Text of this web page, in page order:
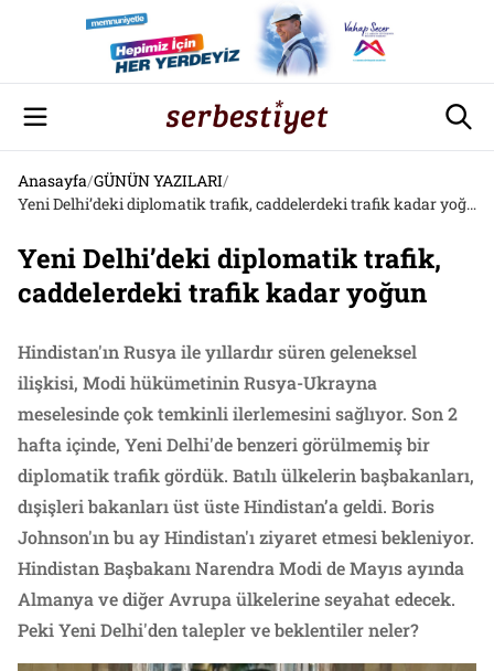
Anasayfa/GÜNÜN YAZILARI/
Yeni Delhi’deki diplomatik trafik, caddelerdeki trafik kadar yoğun
Yeni Delhi’deki diplomatik trafik,
caddelerdeki trafik kadar yoğun
Hindistan'ın Rusya ile yıllardır süren geleneksel
ilişkisi, Modi hükümetinin Rusya-Ukrayna
meselesinde çok temkinli ilerlemesini sağlıyor. Son 2
hafta içinde, Yeni Delhi'de benzeri görülmemiş bir
diplomatik trafik gördük. Batılı ülkelerin başbakanları,
dışişleri bakanları üst üste Hindistan’a geldi. Boris
Johnson'ın bu ay Hindistan'ı ziyaret etmesi bekleniyor.
Hindistan Başbakanı Narendra Modi de Mayıs ayında
Almanya ve diğer Avrupa ülkelerine seyahat edecek.
Peki Yeni Delhi'den talepler ve beklentiler neler?